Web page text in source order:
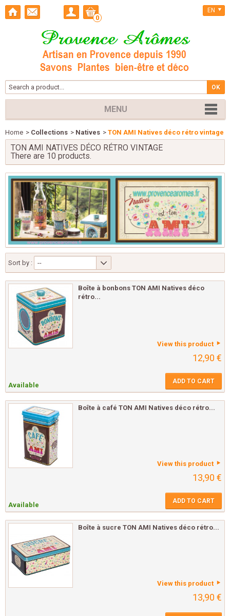
0
EN
MENU
Home > Collections > Natives > TON AMI Natives déco rétro vintage
TON AMI NATIVES DÉCO RÉTRO VINTAGE
There are 10 products.
Sort by : --
Boîte à bonbons TON AMI Natives déco
rétro...
View this product
12,90 €
Available ADD TO CART
Boîte à café TON AMI Natives déco rétro...
View this product
13,90 €
Available ADD TO CART
Boîte à sucre TON AMI Natives déco rétro...
View this product
13,90 €